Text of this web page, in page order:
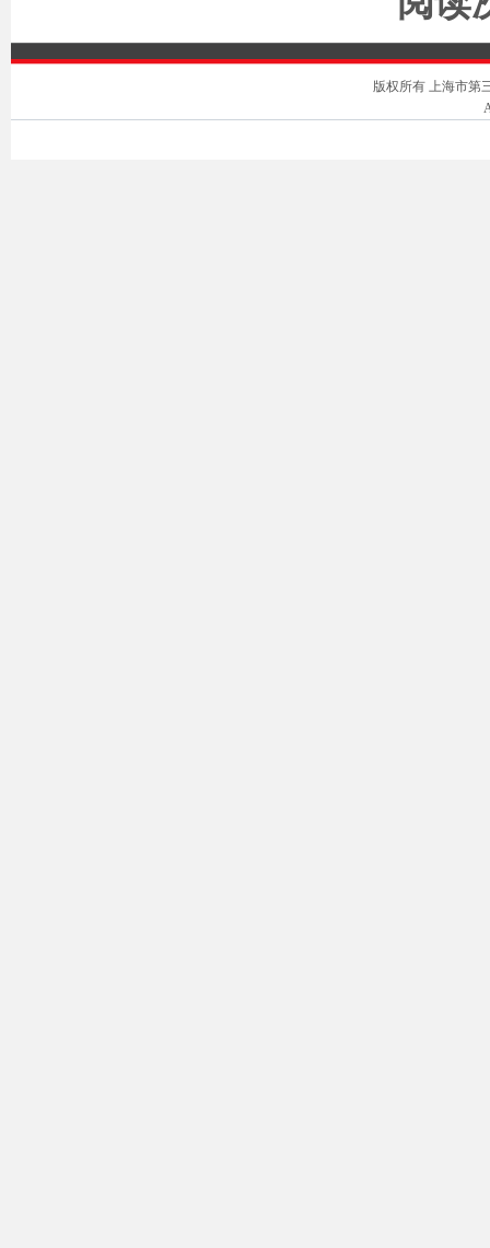
版权所有 上海市第